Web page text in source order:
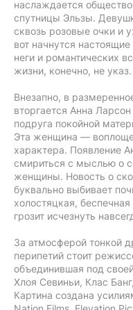
наслаждается
спутницы Эльзы.
сквозь розовые очки и
вот начнутся
неги и романтических
жизни, конечно, не указ.
Внезапно, в
вторгается Анна
подруга покойной
Эта женщина —
характера. Появление
смириться с мыслью о
женщины. Новость о
буквально выбивает
холостяцкая,
грозит исчезнуть
За атмосферой тонкой
перипетий стоит
объединившая под
Хлоя Севиньи, Клас
Картина создана